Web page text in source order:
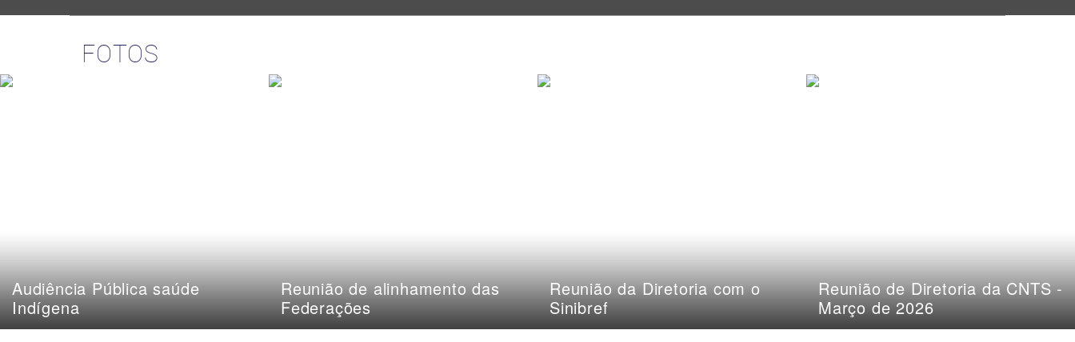
FOTOS
Audiência Pública saúde
Indígena
Reunião de alinhamento das
Federações
Reunião da Diretoria com o
Sinibref
Reunião de Diretoria da CNTS -
Março de 2026